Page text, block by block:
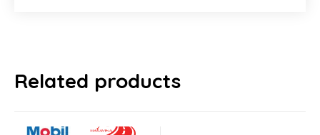
Related products